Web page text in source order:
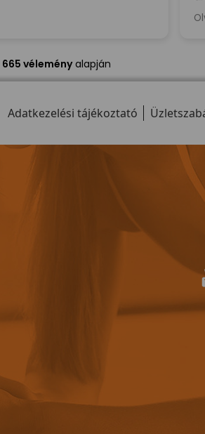
665 véleményalapján
Adatkezelési tájékoztató